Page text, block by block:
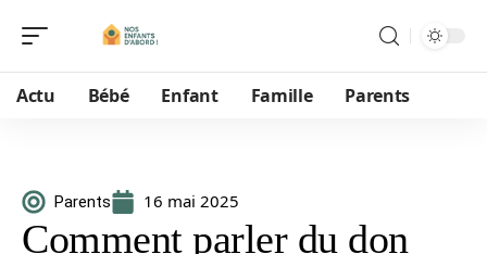
Actu Bébé Enfant Famille Parents
Parents 16 mai 2025
Comment parler du don